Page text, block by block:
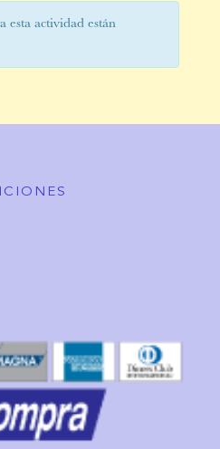
esta actividad están